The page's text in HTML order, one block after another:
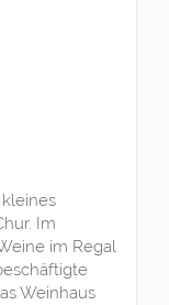
Im
im Regal
Weinhaus